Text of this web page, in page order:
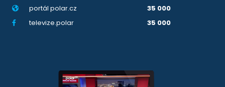
portál polar.cz
35 000
televize.polar
35 000